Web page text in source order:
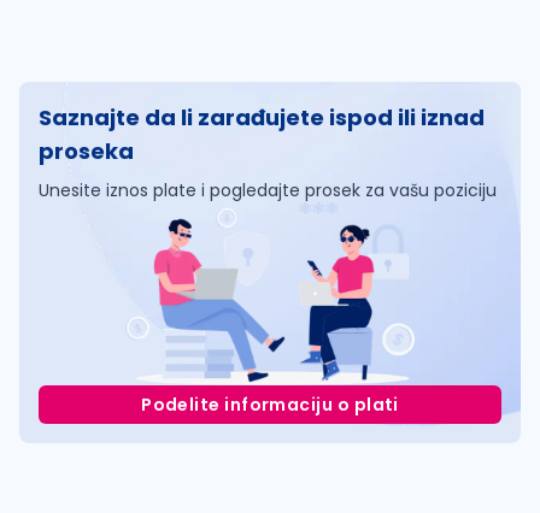
Saznajte da li zarađujete ispod ili iznad
proseka
Unesite iznos plate i pogledajte prosek za vašu poziciju
Podelite informaciju o plati